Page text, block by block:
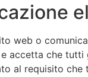
web o
accetta che
al requisito